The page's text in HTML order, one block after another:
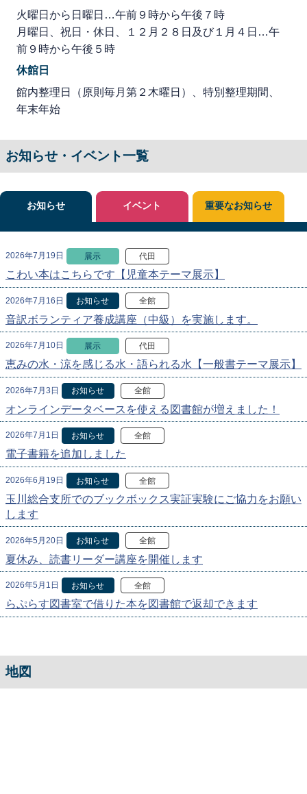
火曜日から日曜日…午前９時から午後７時
月曜日、祝日・休日、１２月２８日及び１月４日…午
前９時から午後５時
休館日
館内整理日（原則毎月第２木曜日）、特別整理期間、
年末年始
お知らせ・イベント一覧
お知らせ
2026年7月19日 展示 代田
こわい本はこちらです【児童本テーマ展示】
2026年7月16日 お知らせ 全館
音訳ボランティア養成講座（中級）を実施します。
2026年7月10日 展示 代田
恵みの水・涼を感じる水・語られる水【一般書テーマ展示】
2026年7月3日 お知らせ 全館
オンラインデータベースを使える図書館が増えました！
2026年7月1日 お知らせ 全館
電子書籍を追加しました
2026年6月19日 お知らせ 全館
玉川総合支所でのブックボックス実証実験にご協力をお願い
します
2026年5月20日 お知らせ 全館
夏休み、読書リーダー講座を開催します
2026年5月1日 お知らせ 全館
らぷらす図書室で借りた本を図書館で返却できます
イベント 重要なお知らせ
地図